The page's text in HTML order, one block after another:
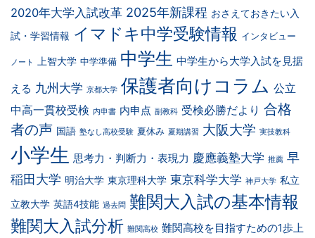
2020年大学入試改革 2025年新課程 おさえておきたい入
試・学習情報 イマドキ中学受験情報 インタビュー
ノート 上智大学 中学準備 中学生 中学生から大学入試を見据
える 九州大学 京都大学 保護者向けコラム 公立
中高一貫校受検 内申書 内申点 副教科 受検必勝だより 合格
者の声 国語 塾なし高校受験 夏休み 夏期講習 大阪大学 実技教科
小学生 思考力・判断力・表現力 慶應義塾大学 推薦 早
稲田大学 明治大学 東京理科大学 東京科学大学 神戸大学 私立
立教大学 英語4技能 過去問 難関大入試の基本情報
難関大入試分析 難関高校 難関高校を目指すための1歩上